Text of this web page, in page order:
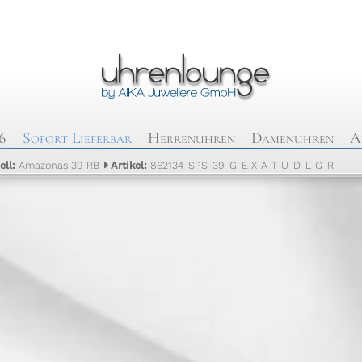
Sofort Lieferbar Herrenuhren Damenuhren
Amazonas 39 RB Artikel: 862134-SPS-39-G-E-X-A-T-U-D-L-G-R